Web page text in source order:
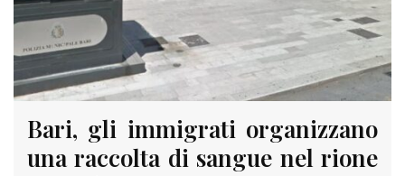
Bari, gli immigrati organizzano
una raccolta di sangue nel rione